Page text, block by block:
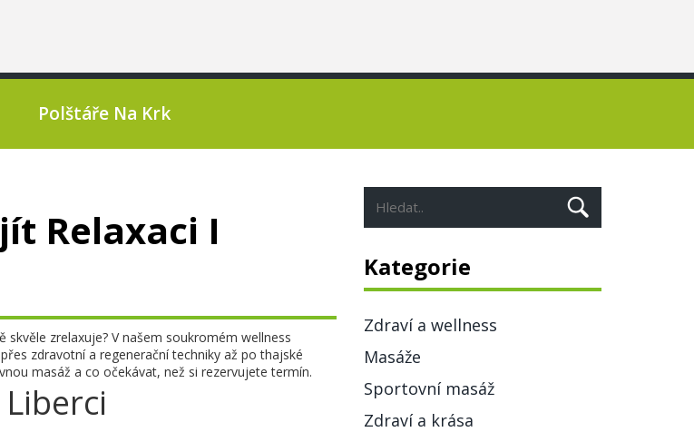
Polštáře Na Krk
Relaxaci I
zrelaxuje? V našem soukromém wellness
zdravotní a regenerační techniky až po thajské
masáž a co očekávat, než si rezervujete termín.
Kategorie
Zdraví a wellness
Masáže
Sportovní masáž
Zdraví a krása